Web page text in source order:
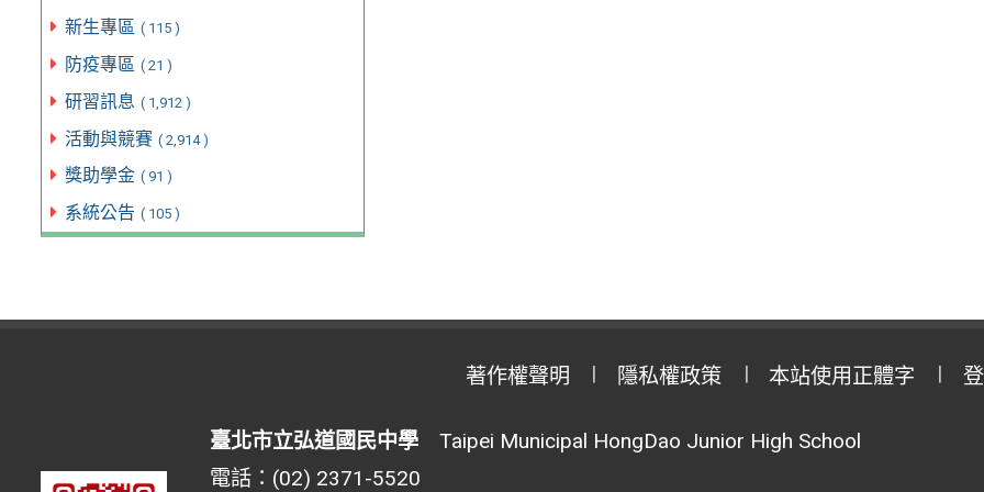
新生專區 ( 115 )
防疫專區 ( 21 )
研習訊息 ( 1,912 )
活動與競賽 ( 2,914 )
獎助學金 ( 91 )
系統公告 ( 105 )
著作權聲明 隱私權政策 本站使用正體字
臺北市立弘道國民中學Taipei Municipal HongDao Junior High School
電話：(02) 2371-5520